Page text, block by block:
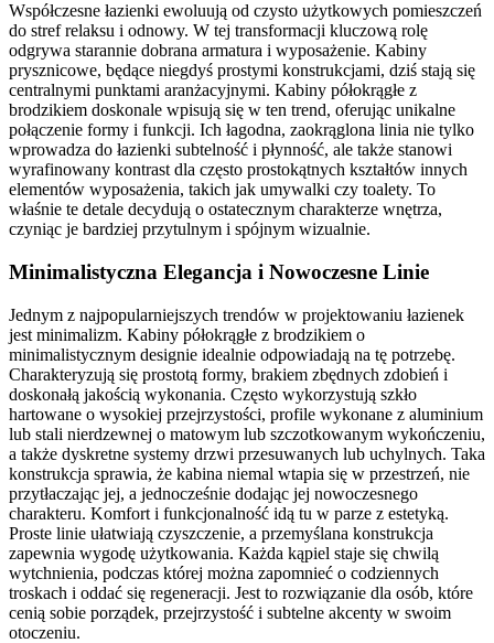
Współczesne łazienki ewoluują od czysto użytkowych pomieszczeń
do stref relaksu i odnowy. W tej transformacji kluczową rolę
odgrywa starannie dobrana armatura i wyposażenie. Kabiny
prysznicowe, będące niegdyś prostymi konstrukcjami, dziś stają się
centralnymi punktami aranżacyjnymi. Kabiny półokrągłe z
brodzikiem doskonale wpisują się w ten trend, oferując unikalne
połączenie formy i funkcji. Ich łagodna, zaokrąglona linia nie tylko
wprowadza do łazienki subtelność i płynność, ale także stanowi
wyrafinowany kontrast dla często prostokątnych kształtów innych
elementów wyposażenia, takich jak umywalki czy toalety. To
właśnie te detale decydują o ostatecznym charakterze wnętrza,
czyniąc je bardziej przytulnym i spójnym wizualnie.
Minimalistyczna Elegancja i Nowoczesne Linie
Jednym z najpopularniejszych trendów w projektowaniu łazienek
jest minimalizm. Kabiny półokrągłe z brodzikiem o
minimalistycznym designie idealnie odpowiadają na tę potrzebę.
Charakteryzują się prostotą formy, brakiem zbędnych zdobień i
doskonałą jakością wykonania. Często wykorzystują szkło
hartowane o wysokiej przejrzystości, profile wykonane z aluminium
lub stali nierdzewnej o matowym lub szczotkowanym wykończeniu,
a także dyskretne systemy drzwi przesuwanych lub uchylnych. Taka
konstrukcja sprawia, że kabina niemal wtapia się w przestrzeń, nie
przytłaczając jej, a jednocześnie dodając jej nowoczesnego
charakteru. Komfort i funkcjonalność idą tu w parze z estetyką.
Proste linie ułatwiają czyszczenie, a przemyślana konstrukcja
zapewnia wygodę użytkowania. Każda kąpiel staje się chwilą
wytchnienia, podczas której można zapomnieć o codziennych
troskach i oddać się regeneracji. Jest to rozwiązanie dla osób, które
cenią sobie porządek, przejrzystość i subtelne akcenty w swoim
otoczeniu.